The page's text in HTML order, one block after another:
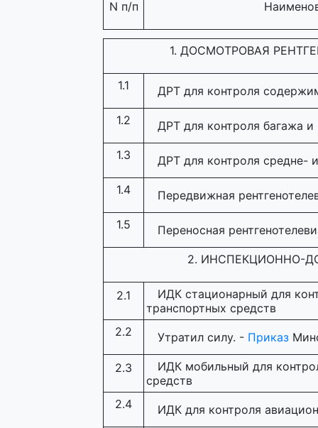
N п/п
1. ДОСМОТРОВАЯ
1.1 ДРТ для контроля
1.2 ДРТ для контроля багажа и
1.3 ДРТ для контроля средне-
1.4 Передвижная
1.5 Переносная
2. ИНСПЕКЦИОННО-
2.1
ИДК стационарный для
транспортных средств
2.2
Утратил силу. - Приказ
2.3
ИДК мобильный для
средств
2.4
ИДК для контроля